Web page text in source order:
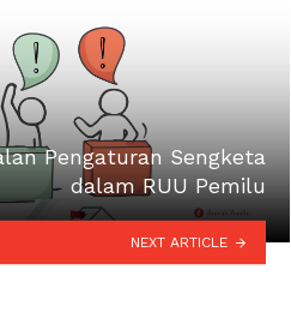
Pengaturan Sengketa
dalam RUU Pemilu
NEXT ARTICLE